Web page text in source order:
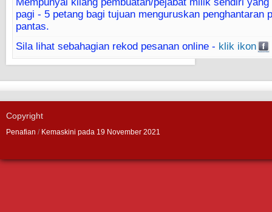
pagi - 5 petang bagi tujuan menguruskan penghantaran
pantas.
Sila lihat sebahagian rekod pesanan online - klik ikon
Copyright
Penafian / Kemaskini pada 19 November 2021